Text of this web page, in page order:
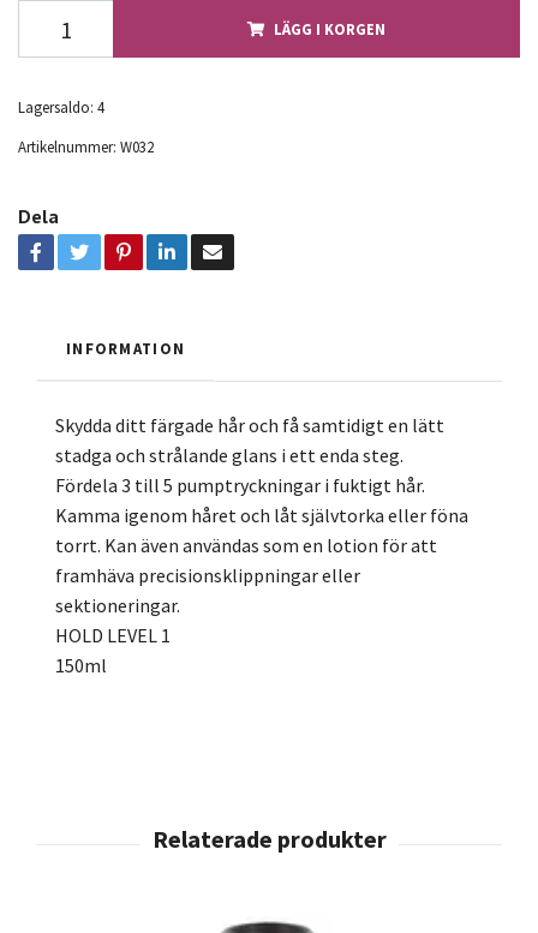
LÄGG I KORGEN
Lagersaldo: 4
Artikelnummer: W032
Dela
INFORMATION
Skydda ditt färgade hår och få samtidigt en lätt
stadga och strålande glans i ett enda steg.
Fördela 3 till 5 pumptryckningar i fuktigt hår.
Kamma igenom håret och låt självtorka eller föna
torrt. Kan även användas som en lotion för att
framhäva precisionsklippningar eller
sektioneringar.
HOLD LEVEL 1
150ml